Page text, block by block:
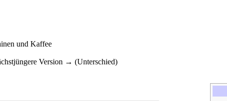
und Kaffee
Version → (Unterschied)